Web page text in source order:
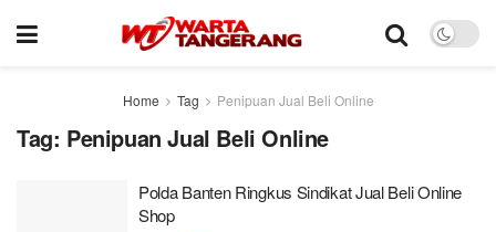
Home Tag Penipuan Jual Beli Online
Tag: Penipuan Jual Beli Online
Polda Banten Ringkus Sindikat Jual Beli Online
Shop